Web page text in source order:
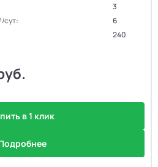
3
сут:
6
240
в 1 клик